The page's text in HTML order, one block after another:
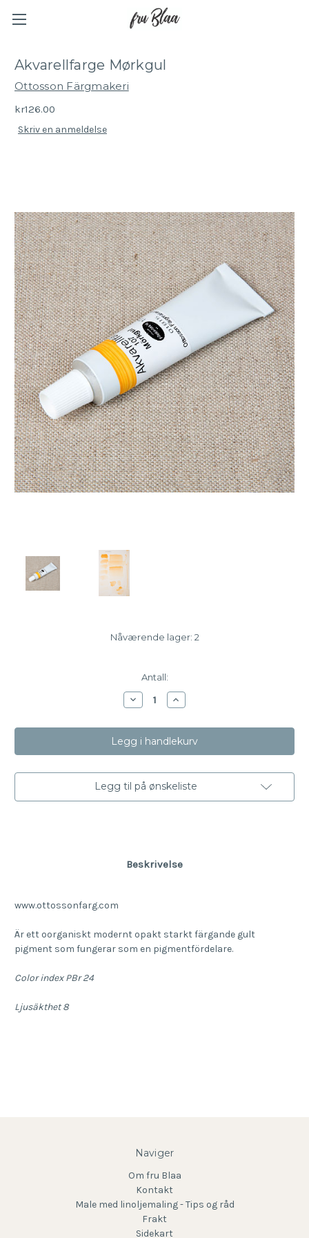
Akvarellfarge Mørkgul
Ottosson Färgmakeri
kr126.00
Skriv en anmeldelse
Nåværende lager: 2
Antall:
Reduser
mengde
Akvarellfarge
Mørkgul
Øk
antallet
Akvarellfarge
Mørkgul
Legg til på ønskeliste
Beskrivelse
www.ottossonfarg.com
Är ett oorganiskt modernt opakt starkt färgande gult
pigment som fungerar som en pigmentfördelare.
Color index PBr 24
Ljusäkthet 8
Naviger
Om fru Blaa
Kontakt
Male med linoljemaling - Tips og råd
Frakt
Sidekart